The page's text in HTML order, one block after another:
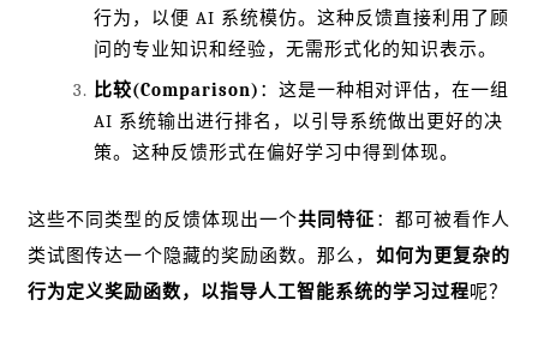
行为，以便 AI 系统模仿。这种反馈直接利用了顾
问的专业知识和经验，无需形式化的知识表示。
比较(Comparison) ：这是一种相对评估，在一组
AI 系统输出进行排名，以引导系统做出更好的决
策。这种反馈形式在偏好学习中得到体现。
这些不同类型的反馈体现出一个共同特征 ：都可被看作人
类试图传达一个隐藏的奖励函数。那么， 如何为更复杂的
行为定义奖励函数，以指导人工智能系统的学习过程呢？